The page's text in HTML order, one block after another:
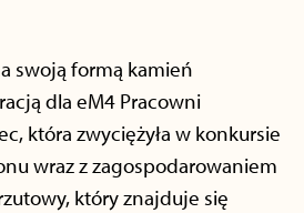
swoją formą kamień
dla eM4 Pracowni
która zwyciężyła w konkursie
wraz z zagospodarowaniem
który znajduje się